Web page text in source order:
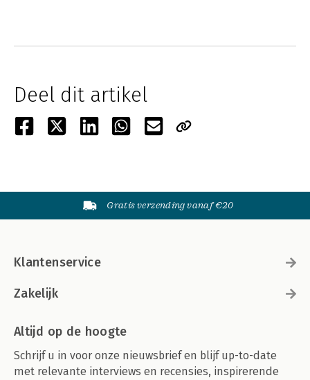
Deel dit artikel
Gratis verzending vanaf €20
Klantenservice
Zakelijk
Altijd op de hoogte
Schrijf u in voor onze nieuwsbrief en blijf up-to-date
met relevante interviews en recensies, inspirerende